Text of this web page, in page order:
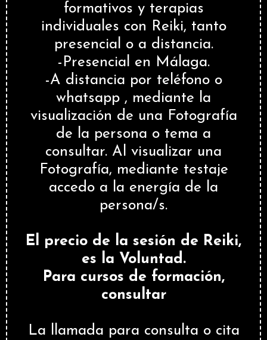
formativos y terapias
individuales con Reiki, tanto
presencial o a distancia.
-Presencial en Málaga.
-A distancia por teléfono o
whatsapp , mediante la
visualización de una Fotografía
de la persona o tema a
consultar. Al visualizar una
Fotografía, mediante testaje
accedo a la energía de la
persona/s.
El precio de la sesión de Reiki,
es la Voluntad.
Para cursos de formación,
consultar
​La llamada para consulta o cita